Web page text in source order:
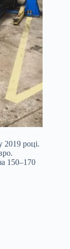
2019 році.
150–170